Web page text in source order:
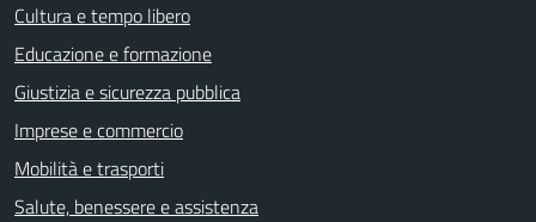
Cultura e tempo libero
Educazione e formazione
Giustizia e sicurezza pubblica
Imprese e commercio
Mobilità e trasporti
Salute, benessere e assistenza